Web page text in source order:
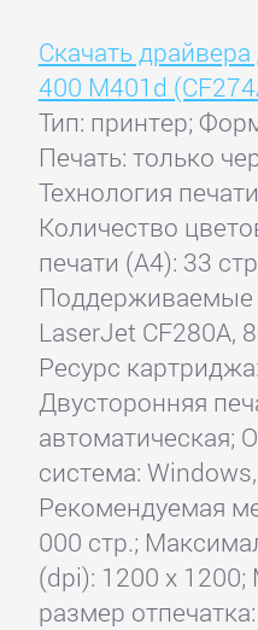
Скачать
400 M401d
Тип: принтер;
Печать: только
Технология
Количество
печати (А4): 33
Поддерживаемые
LaserJet CF280A,
Ресурс
Двусторонняя
автоматическая;
система:
Рекомендуемая
000 стр.;
(dpi): 1200 x
размер